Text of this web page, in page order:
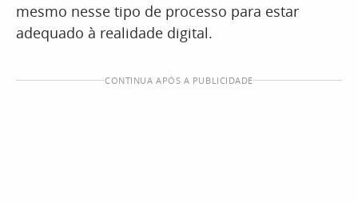
mesmo nesse tipo de processo para estar
adequado à realidade digital.
CONTINUA APÓS A PUBLICIDADE